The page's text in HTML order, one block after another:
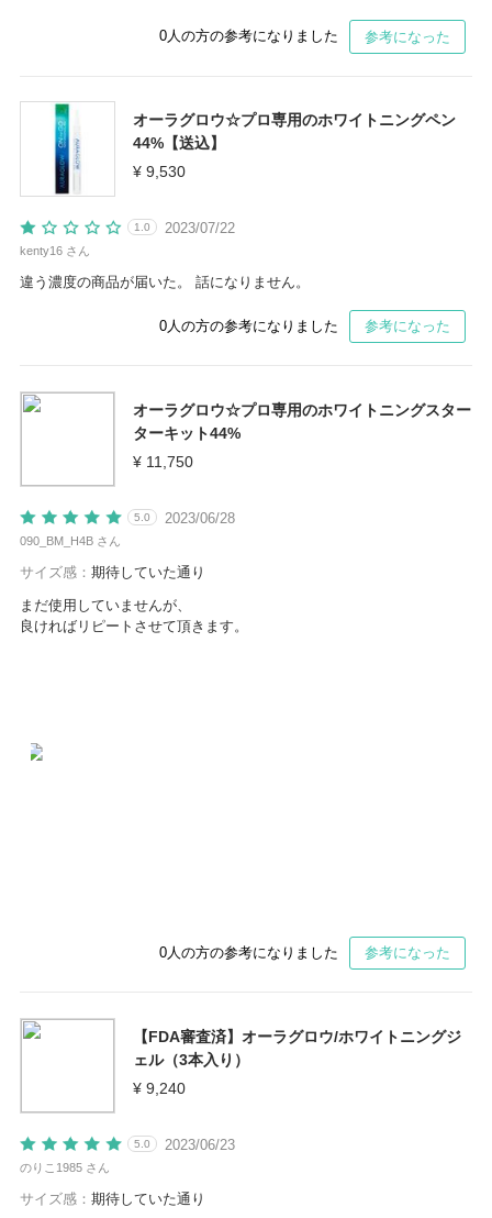
0人の方の参考になりました 参考になった
オーラグロウ☆プロ専用のホワイトニングペン
44%【送込】
¥ 9,530
2023/07/22
1.0
kenty16 さん
違う濃度の商品が届いた。 話になりません。
0 人の方の参考になりました 参考になった
オーラグロウ☆プロ専用のホワイトニングスター
ターキット44%
¥ 11,750
2023/06/28
5.0
090_BM_H4B さん
サイズ感： 期待していた通り
まだ使用していませんが、
良ければリピートさせて頂きます。
0 人の方の参考になりました 参考になった
【FDA審査済】オーラグロウ/ホワイトニングジ
ェル（3本入り）
¥ 9,240
2023/06/23
5.0
のりこ1985 さん
サイズ感： 期待していた通り